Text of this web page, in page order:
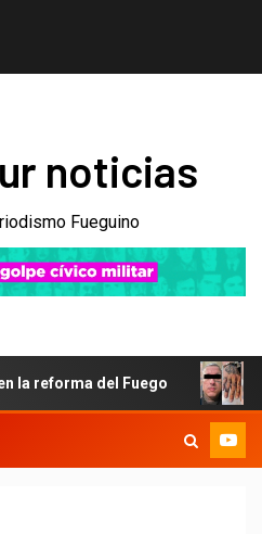
noticias
Fueguino
del Fuego